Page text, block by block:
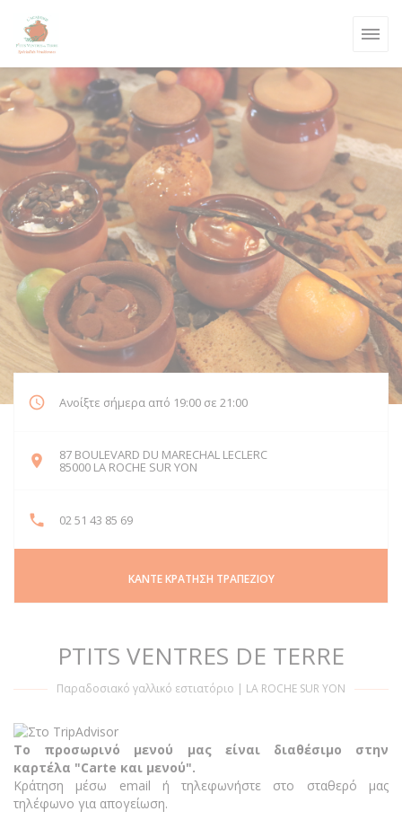
Ανοίξτε σήμερα από 19:00 σε 21:00
87 BOULEVARD DU MARECHAL LECLERC
85000 LA ROCHE SUR YON
02 51 43 85 69
ΚΆΝΤΕ ΚΡΆΤΗΣΗ ΤΡΑΠΕΖΙΟΎ
PTITS VENTRES DE TERRE
Παραδοσιακό γαλλικό εστιατόριο | LA ROCHE SUR YON
Το προσωρινό μενού μας είναι διαθέσιμο στην
καρτέλα "Carte και μενού".
Κράτηση μέσω email ή τηλεφωνήστε στο σταθερό μας
τηλέφωνο για απογείωση.